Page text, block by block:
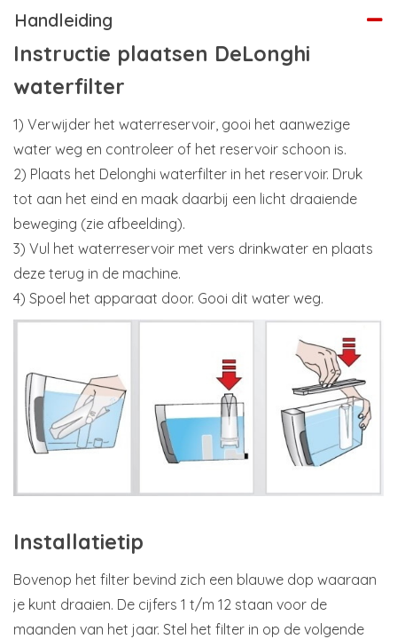
Handleiding
Instructie plaatsen DeLonghi
waterfilter
1) Verwijder het waterreservoir, gooi het aanwezige
water weg en controleer of het reservoir schoon is.
2) Plaats het Delonghi waterfilter in het reservoir. Druk
tot aan het eind en maak daarbij een licht draaiende
beweging (zie afbeelding).
3) Vul het waterreservoir met vers drinkwater en plaats
deze terug in de machine.
4) Spoel het apparaat door. Gooi dit water weg.
Installatietip
Bovenop het filter bevind zich een blauwe dop waaraan
je kunt draaien. De cijfers 1 t/m 12 staan voor de
maanden van het jaar. Stel het filter in op de volgende